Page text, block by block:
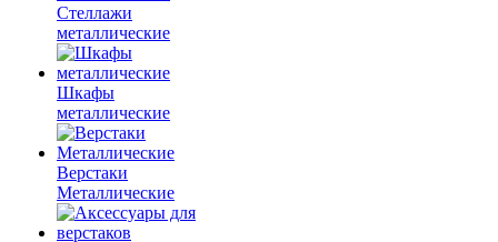
Стеллажи
металлические
Шкафы
металлические
Верстаки
Металлические